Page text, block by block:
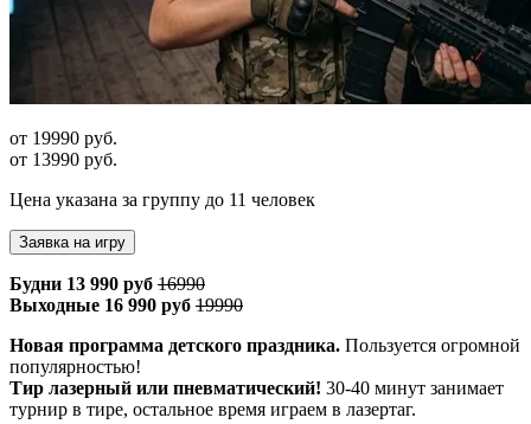
от 19990 руб.
от 13990 руб.
Цена указана за группу до 11 человек
Заявка на игру
Будни 13 990 руб 16990
Выходные 16 990 руб 19990
Новая программа детского праздника. Пользуется огромной
популярностью!
Тир лазерный или пневматический! 30-40 минут занимает
турнир в тире, остальное время играем в лазертаг.